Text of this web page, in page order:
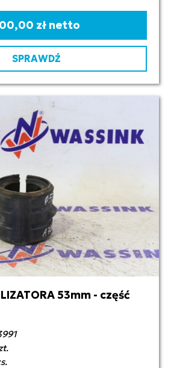
zł netto
SPRAWDŹ
53mm - część